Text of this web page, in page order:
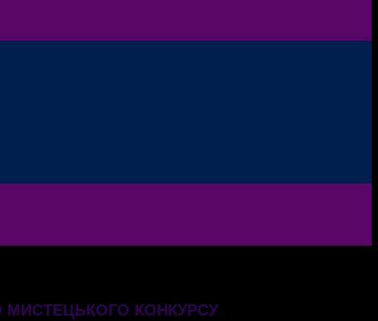
МИСТЕЦЬКОГО КОНКУРСУ